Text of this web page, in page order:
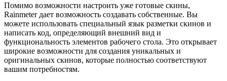
Помимо возможности настроить уже готовые скины,
Rainmeter дает возможность создавать собственные. Вы
можете использовать специальный язык разметки скинов и
написать код, определяющий внешний вид и
функциональность элементов рабочего стола. Это открывает
широкие возможности для создания уникальных и
оригинальных скинов, которые полностью соответствуют
вашим потребностям.